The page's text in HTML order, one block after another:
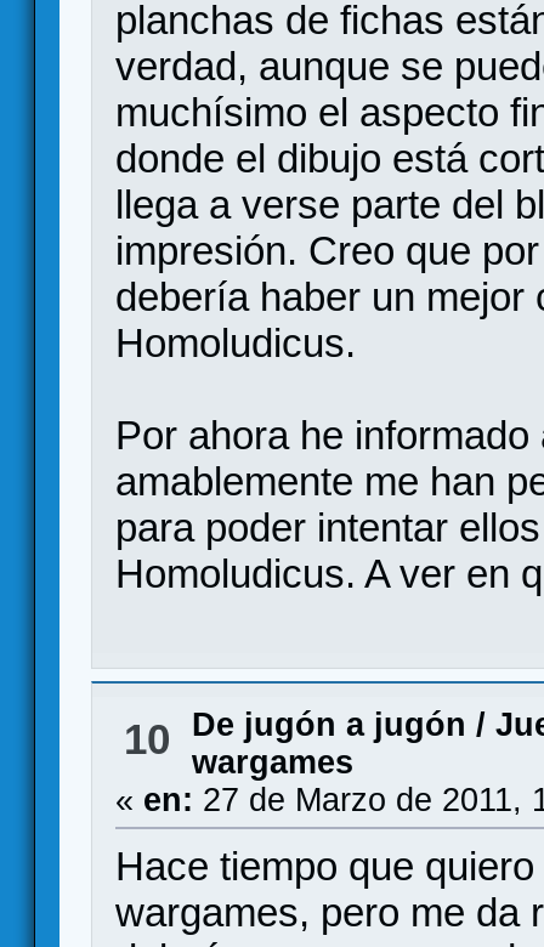
planchas de fichas
verdad, aunque se
muchísimo el aspecto
donde el dibujo está
llega a verse parte del
impresión. Creo que
debería haber un mejor
Homoludicus.
Por ahora he
amablemente me han
para poder intentar
Homoludicus. A ver en
10 De jugón a jugón /
wargames
« en: 27 de Marzo de 2011,
Hace tiempo que
wargames, pero me da